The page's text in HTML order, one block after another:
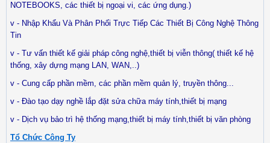
NOTEBOOKS, các thiết bị ngoại vi, các ứng dụng.)
v - Nhập Khẩu Và Phân Phối Trực Tiếp Các Thiết Bị Công Nghệ Thông
Tin
v - Tư vấn thiết kế giải pháp công nghệ,thiết bị viễn thông( thiết kế hệ
thống, xây dựng mạng LAN, WAN,..)
v - Cung cấp phần mềm, các phần mềm quản lý, truyền thông...
v - Đào tạo dạy nghề lắp đặt sửa chữa máy tính,thiết bị mạng
v - Dịch vụ bảo trì hệ thống mạng,thiết bị máy tính,thiết bị văn phòng
Tổ Chức Công Ty